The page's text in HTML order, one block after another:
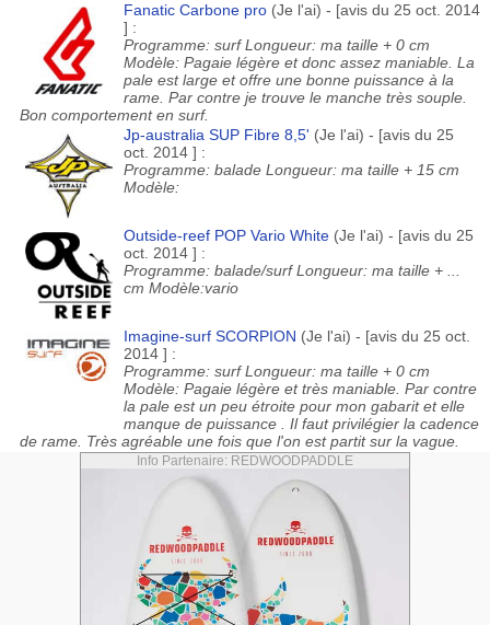
Fanatic Carbone pro(Je l'ai) - [avis du 25 oct. 2014
] :
Programme: surf Longueur: ma taille + 0 cm
Modèle: Pagaie légère et donc assez maniable. La
pale est large et offre une bonne puissance à la
rame. Par contre je trouve le manche très souple.
Bon comportement en surf.
Jp-australia SUP Fibre 8,5' (Je l'ai) - [avis du 25
oct. 2014 ] :
Programme: balade Longueur: ma taille + 15 cm
Modèle:
Outside-reef POP Vario White(Je l'ai) - [avis du 25
oct. 2014 ] :
Programme: balade/surf Longueur: ma taille + ...
cm Modèle:vario
Imagine-surf SCORPION (Je l'ai) - [avis du 25 oct.
2014 ] :
Programme: surf Longueur: ma taille + 0 cm
Modèle: Pagaie légère et très maniable. Par contre
la pale est un peu étroite pour mon gabarit et elle
manque de puissance . Il faut privilégier la cadence
de rame. Très agréable une fois que l'on est partit sur la vague.
Info Partenaire: REDWOODPADDLE